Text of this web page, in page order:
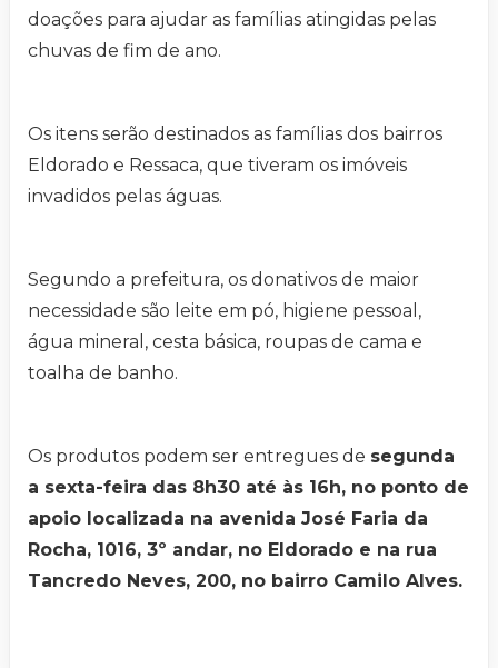
doações para ajudar as famílias atingidas pelas
chuvas de fim de ano.
Os itens serão destinados as famílias dos bairros
Eldorado e Ressaca, que tiveram os imóveis
invadidos pelas águas.
Segundo a prefeitura, os donativos de maior
necessidade são leite em pó, higiene pessoal,
água mineral, cesta básica, roupas de cama e
toalha de banho.
Os produtos podem ser entregues de segunda
a sexta-feira das 8h30 até às 16h, no ponto de
apoio localizada na avenida José Faria da
Rocha, 1016, 3º andar, no Eldorado e na rua
Tancredo Neves, 200, no bairro Camilo Alves.